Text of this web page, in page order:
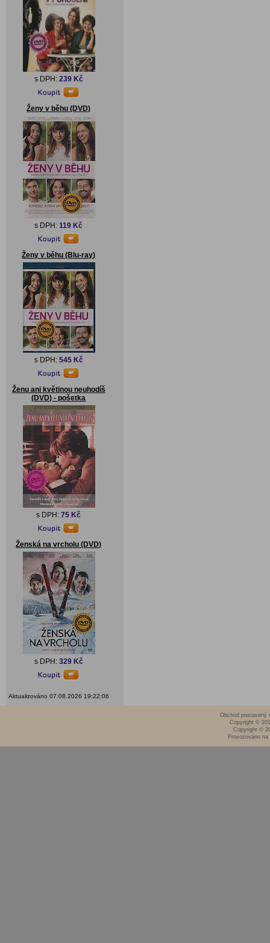
s DPH: 239 Kč
Ženy v běhu (DVD)
s DPH:119 Kč
Ženy v běhu (Blu-ray)
s DPH: 545 Kč
Ženu ani květinou neuhodíš
(DVD) - pošetka
s DPH:75 Kč
Ženská na vrcholu (DVD)
s DPH: 329 Kč
Aktualizováno 07.08.2026 19:22:06
Obchod postavený
Copyright ©
Copyright ©
Provozováno